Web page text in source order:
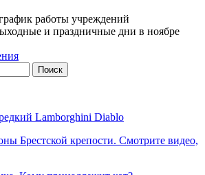
работы учреждений
и праздничные дни в ноябре
Lamborghini Diablo
Брестской крепости. Смотрите видео,